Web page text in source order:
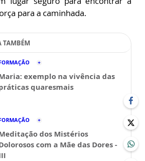
para a caminhada.
TAMBÉM
exemplo na vivência das
quaresmais
dos Mistérios
com a Mãe das Dores -